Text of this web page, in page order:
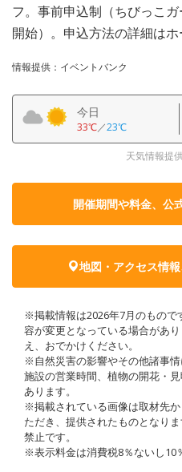
フ。事前申込制（ちびっこ
開始）。申込方法の詳細はホ
情報提供：イベントバンク
今日
33℃／23℃
天気情報提
開催期間や料金、公
地図・アクセス情
※掲載情報は2026年7月のもので
容が変更となっている場合があ
え、おでかけください。
※自然災害の影響やその他諸事情
施設の営業時間、植物の開花・
あります。
※掲載されている画像は取材先
ただき、提供されたものとなり
禁止です。
※表示料金は消費税8％ないし10